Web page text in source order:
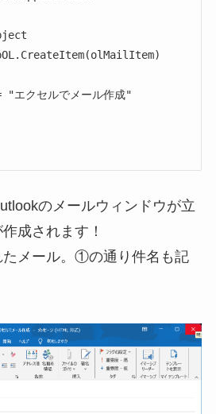
のメールウィンドウが立
成されます！
たメール。①の通り件名も記